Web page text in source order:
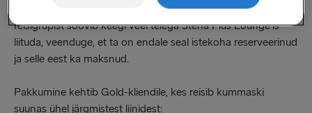
reserveerige need kindlasti veel enne reisi. Kui teie
reisigrupist soovib keegi veel teiega Stena Plus Lounge’is
liituda, veenduge, et ta on endale seal istekoha reserveerinud
ja selle eest ka maksnud.
Pakkumine kehtib Gold-kliendile, kes reisib kummaski
suunas ühel järgmistest liinidest: